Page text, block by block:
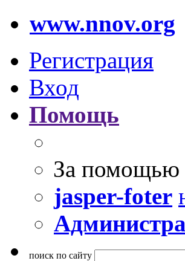
www.nnov.org
Регистрация
Вход
Помощь
За помощью
jasper-foter
поиск по сайту